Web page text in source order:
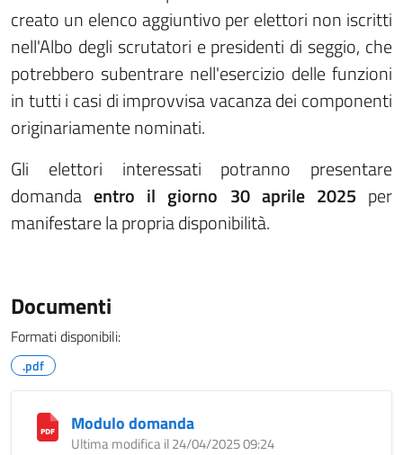
creato un elenco aggiuntivo per elettori non iscritti
nell'Albo degli scrutatori e presidenti di seggio, che
potrebbero subentrare nell'esercizio delle funzioni
in tutti i casi di improvvisa vacanza dei componenti
originariamente nominati.
Gli elettori interessati potranno presentare
domandaentro il giorno 30 aprile 2025per
manifestare la propria disponibilità.
Documenti
Formati disponibili:
.pdf
Modulo domanda
Ultima modifica il 24/04/2025 09:24